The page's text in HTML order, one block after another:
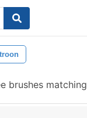
brushes matching